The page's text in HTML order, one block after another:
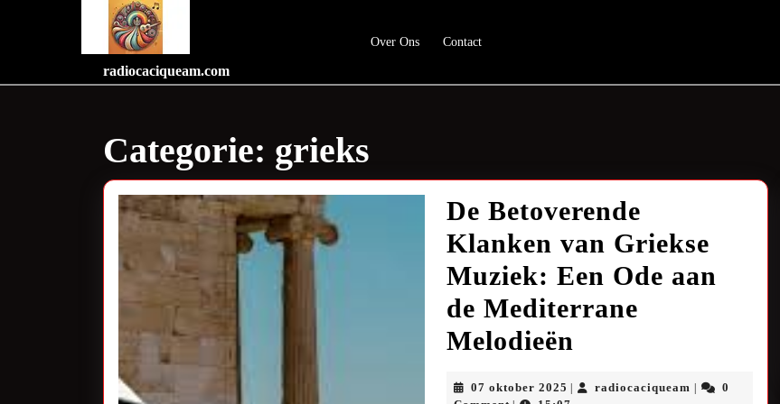
radiocaciqueam.com
Over Ons Contact
Categorie: grieks
De Betoverende
Klanken van Griekse
Muziek: Een Ode aan
de Mediterrane
Melodieën
07 oktober 2025 07
radiocaciqueam radiocaciqueam
0